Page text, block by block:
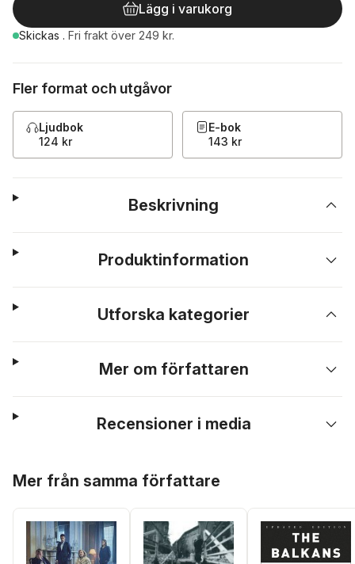
Lägg i varukorg
Skickas . Fri frakt över 249 kr.
Fler format och utgåvor
Ljudbok
124 kr
E-bok
143 kr
Beskrivning
Produktinformation
Utforska kategorier
Mer om författaren
Recensioner i media
Mer från samma författare